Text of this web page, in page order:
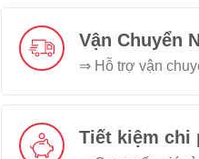
Vận Chuyển
⇒ Hỗ trợ vận
Tiết kiệm chi